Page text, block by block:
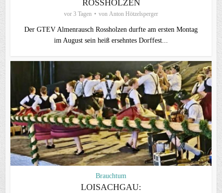
ROSSHOLZEN
vor 3 Tagen von Anton Hötzelsperger
Der GTEV Almenrausch Rossholzen durfte am ersten Montag
im August sein heiß ersehntes Dorffest...
Brauchtum
LOISACHGAU: